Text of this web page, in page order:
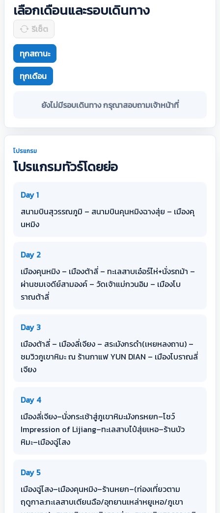
เลือกเดือนและรอบเดินทาง
รีเซ็ต
ทุกสถานะ
ทุกเดือน
ยังไม่มีรอบเดินทาง กรุณาสอบถามเจ้าหน้าที่
โปรแกรม
โปรแกรมทัวร์โดยย่อ
Day 1
สนามบินสุวรรณภูมิ – สนามบินคุนหมิงฉางสุ่ย – เมืองคุ
นหมิง
Day 2
เมืองคุนหมิง – เมืองต้าลี่ – ทะเลสาบเอ๋อร์ไห่+นั่งรถม้า –
ผ่านชมเจดีย์สามองค์ – วัดเจ้าแม่กวนอิม – เมืองโบ
ราณต้าลี่
Day 3
เมืองต้าลี่ – เมืองลี่เจียง – สระมังกรดำ(เหยหลงถาน) –
ชมวิวภูเขาหิมะ ณ ร้านกาแฟ YUN DIAN – เมืองโบราณลี่
เจียง
Day 4
เมืองลี่เจียง–นั่งกระเช้าสู่ภูเขาหิมะมังกรหยก–โชว์
Impression of Lijiang–ทะเลสาบไป๋สุ่ยเหอ–ร้านบัว
หิมะ–เมืองฉู่โสง
Day 5
เมืองฉู่โสง–เมืองคุนหมิง–ร้านหยก–(ท่องเที่ยวตาม
ฤดูกาล:ทะเลสาบเตียนฉือ/อุทยานเหล่าหยูเหอ/ภูเขา